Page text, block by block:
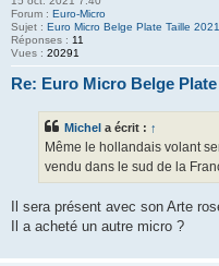
Forum : Euro-Micro
Sujet : Euro Micro Belge Plate Taille 2021
Réponses : 11
Vues : 20291
Re: Euro Micro Belge Plate
Michel a écrit : ↑
Même le hollandais volant
vendu dans le sud de la
Il sera présent avec son Arte
Il a acheté un autre micro ?